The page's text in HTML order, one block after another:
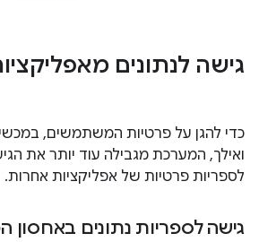
גישה לנתונים
ואילך, המערכת מגבילה עוד יותר את
לספריות פרטיות של אפליקציות אחרות.
גישה לספריות נתונים באחסון